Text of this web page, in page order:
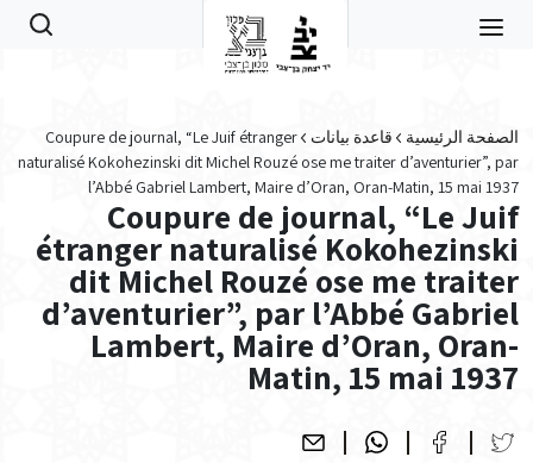
الصفحة الرئيسية قاعدة بيانات
Coupure de journal, “Le Juif étranger
naturalisé Kokohezinski dit Michel Rouzé ose me traiter d’aventurier”, par
l’Abbé Gabriel Lambert, Maire d’Oran, Oran-Matin, 15 mai 1937
Coupure de journal, “Le Juif
étranger naturalisé Kokohezinski
dit Michel Rouzé ose me traiter
d’aventurier”, par l’Abbé Gabriel
Lambert, Maire d’Oran, Oran-
Matin, 15 mai 1937